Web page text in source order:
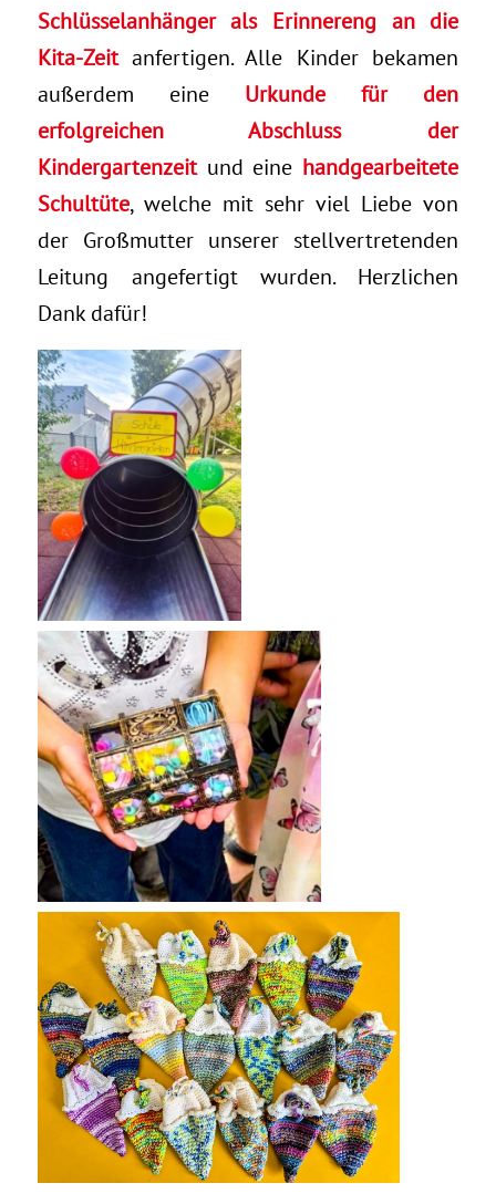
Schlüsselanhänger als Erinnereng an die
Kita-Zeitanfertigen. Alle Kinder bekamen
außerdem eine Urkunde für den
erfolgreichen Abschluss der
Kindergartenzeitund eine handgearbeitete
Schultüte, welche mit sehr viel Liebe von
der Großmutter unserer stellvertretenden
Leitung angefertigt wurden. Herzlichen
Dank dafür!